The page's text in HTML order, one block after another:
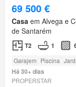
69 500 €
Casa em Alvega e
de Santarém
T2 1
Garajem Piscina
Há 30+ dias
PROPERSTAR